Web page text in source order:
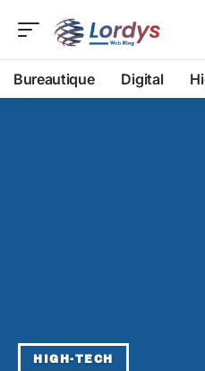
Bureautique Digital
HIGH-TECH